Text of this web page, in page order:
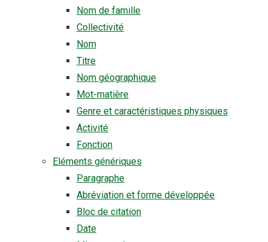
Nom de famille
Collectivité
Nom
Titre
Nom géographique
Mot-matière
Genre et caractéristiques physiques
Activité
Fonction
Eléments génériques
Paragraphe
Abréviation et forme développée
Bloc de citation
Date